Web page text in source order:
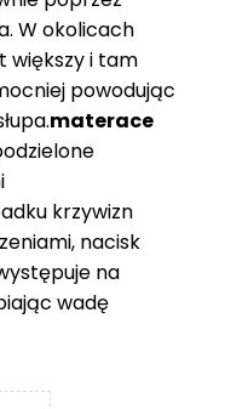
W okolicach
większy i tam
powodując
materace
krzywizn
nacisk
na
wadę